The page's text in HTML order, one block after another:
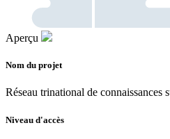
Aperçu
Nom du projet
Réseau trinational de connaissances
Niveau d'accès